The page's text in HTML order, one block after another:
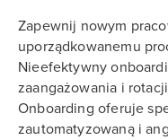
Zapewnij nowym
uporządkowanemu
Nieefektywny
zaangażowania i
Onboarding oferuje
zautomatyzowaną i